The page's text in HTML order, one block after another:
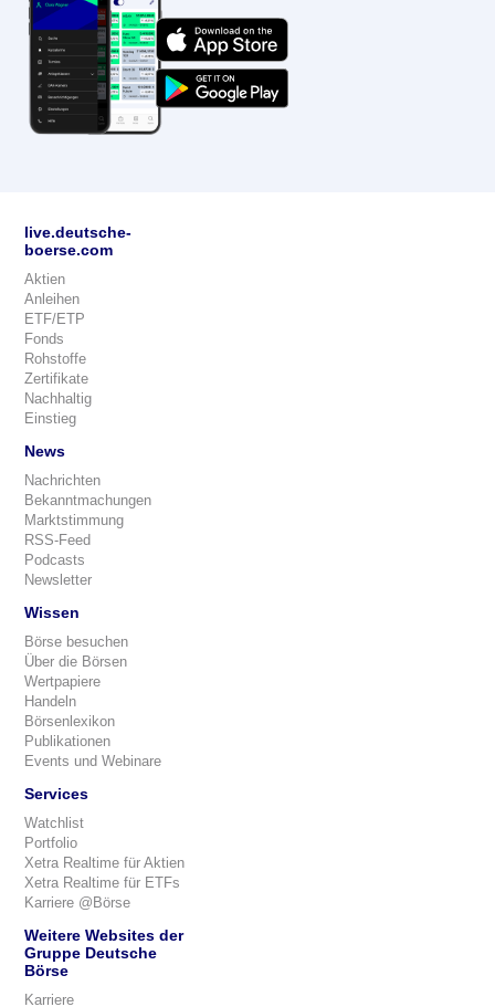
live.deutsche-
boerse.com
Aktien
Anleihen
ETF/ETP
Fonds
Rohstoffe
Zertifikate
Nachhaltig
Einstieg
News
Nachrichten
Bekanntmachungen
Marktstimmung
RSS-Feed
Podcasts
Newsletter
Wissen
Börse besuchen
Über die Börsen
Wertpapiere
Handeln
Börsenlexikon
Publikationen
Events und Webinare
Services
Watchlist
Portfolio
Xetra Realtime für Aktien
Xetra Realtime für ETFs
Karriere @Börse
Weitere Websites der
Gruppe Deutsche
Börse
Karriere